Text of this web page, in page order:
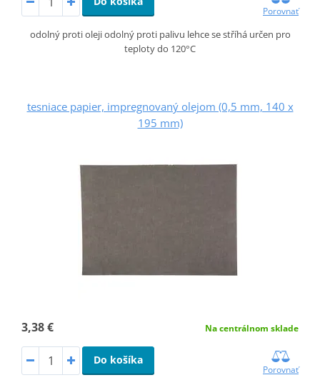
Porovnať
odolný proti oleji odolný proti palivu lehce se stříhá určen pro
teploty do 120°C
tesniace papier, impregnovaný olejom (0,5 mm, 140 x
195 mm)
3,38 € Na centrálnom sklade
Do košíka
Porovnať